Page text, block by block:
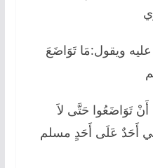
ويقول:مَا تَوَاضَعَ
تَوَاضَعُوا حَتَّى لاَ
أَحَدٌ عَلَى أَحَدٍ مسلم